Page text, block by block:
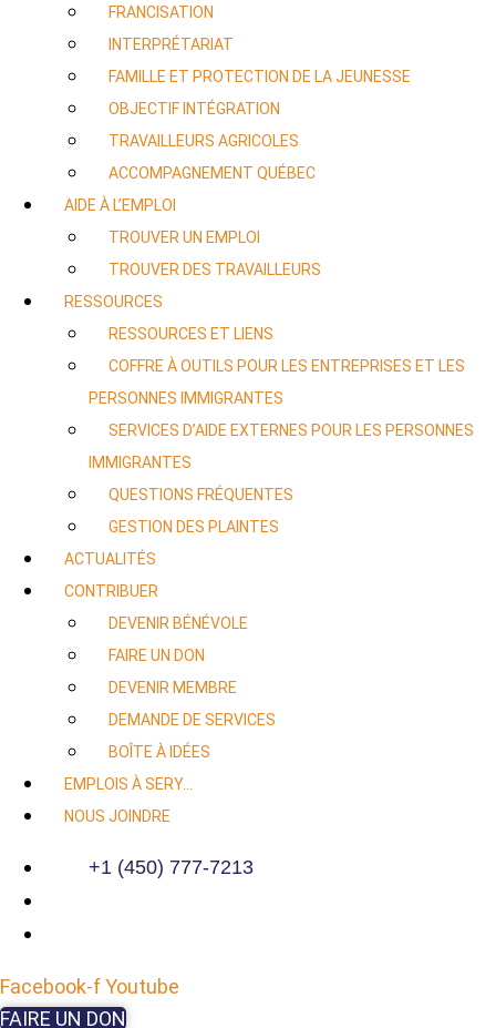
FRANCISATION
INTERPRÉTARIAT
FAMILLE ET PROTECTION DE LA JEUNESSE
OBJECTIF INTÉGRATION
TRAVAILLEURS AGRICOLES
ACCOMPAGNEMENT QUÉBEC
AIDE À L’EMPLOI
TROUVER UN EMPLOI
TROUVER DES TRAVAILLEURS
RESSOURCES
RESSOURCES ET LIENS
COFFRE À OUTILS POUR LES ENTREPRISES ET LES
PERSONNES IMMIGRANTES
SERVICES D’AIDE EXTERNES POUR LES PERSONNES
IMMIGRANTES
QUESTIONS FRÉQUENTES
GESTION DES PLAINTES
ACTUALITÉS
CONTRIBUER
DEVENIR BÉNÉVOLE
FAIRE UN DON
DEVENIR MEMBRE
DEMANDE DE SERVICES
BOÎTE À IDÉES
EMPLOIS À SERY…
NOUS JOINDRE
+1 (450) 777-7213
Facebook-fYoutube
FAIRE UN DON